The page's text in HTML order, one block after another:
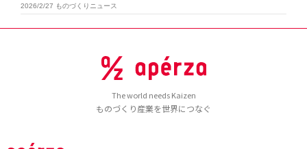
2026/2/27 ものづくりニュース
The world needs Kaizen
ものづくり産業を世界につなぐ